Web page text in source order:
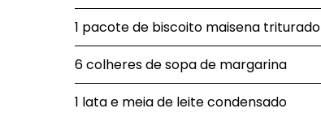
1 pacote de biscoito maisena triturado
6 colheres de sopa de margarina
1 lata e meia de leite condensado